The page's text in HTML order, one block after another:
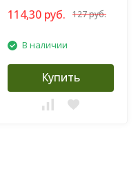
114,30 руб. 127 руб.
В наличии
Купить